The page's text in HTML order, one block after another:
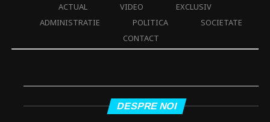
ACTUAL VIDEO
EXCLUSIV
ADMINISTRATIE
POLITICA
SOCIETATE
CONTACT
DESPRE NOI